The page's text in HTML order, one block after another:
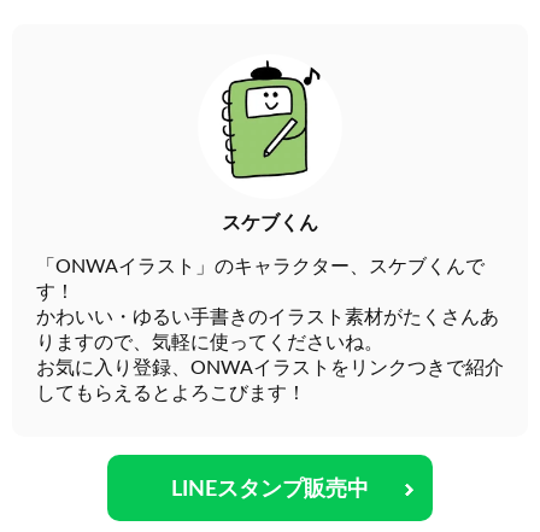
スケブくん
「ONWAイラスト」のキャラクター、スケブくんで
す！
かわいい・ゆるい手書きのイラスト素材がたくさんあ
りますので、気軽に使ってくださいね。
お気に入り登録、ONWAイラストをリンクつきで紹介
してもらえるとよろこびます！
LINEスタンプ販売中